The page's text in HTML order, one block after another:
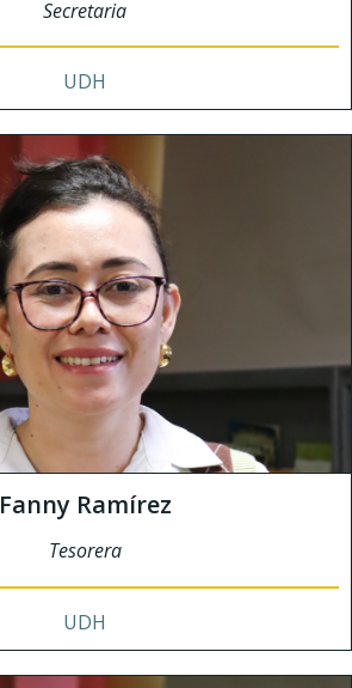
Secretaria
UDH
Fanny Ramírez
Tesorera
UDH